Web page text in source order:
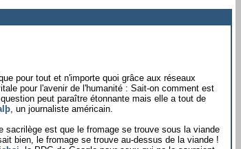
pour tout et n'importe quoi grâce aux réseaux
pour l'avenir de l'humanité : Sait-on comment est
peut paraître étonnante mais elle a tout de
, un journaliste américain.
sacrilège est que le fromage se trouve sous la viande
bien, le fromage se trouve au-dessus de la viande !